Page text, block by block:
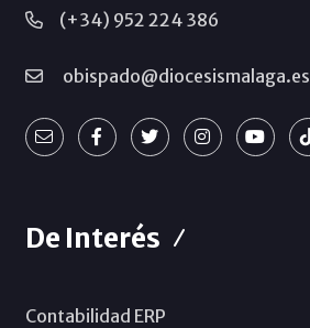
(+34) 952 224 386
obispado@diocesismalaga.es
De Interés
Contabilidad ERP